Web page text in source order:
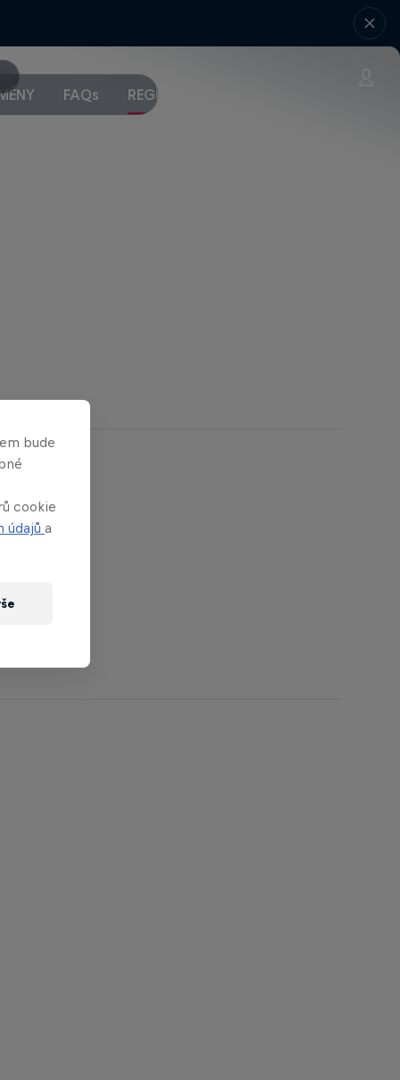
FAQs REGISTRACE NA TURNAJ
bude
cookie
údajů a